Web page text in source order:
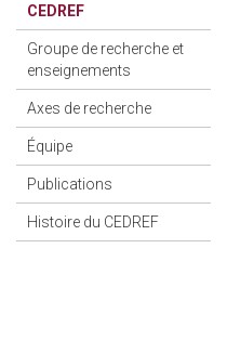
CEDREF
Groupe de recherche et
enseignements
Axes de recherche
Équipe
Publications
Histoire du CEDREF